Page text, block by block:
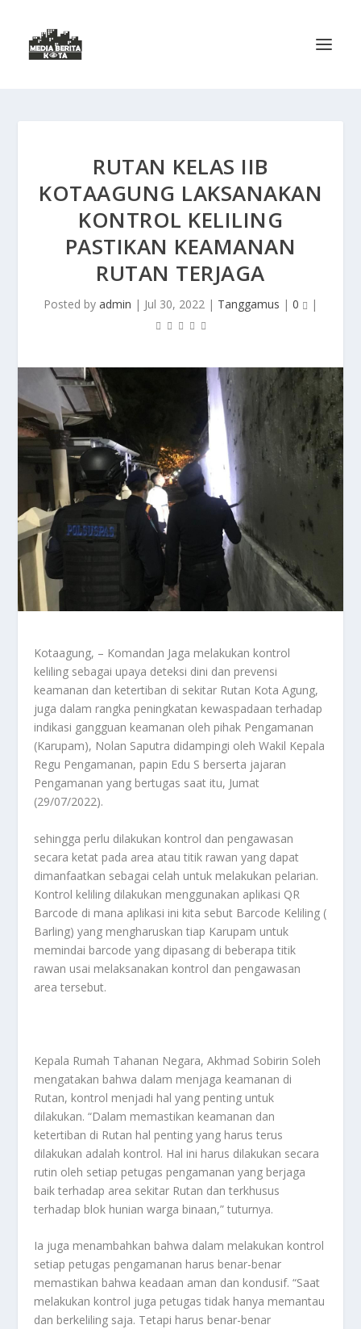
RUTAN KELAS IIB
KOTAAGUNG LAKSANAKAN
KONTROL KELILING
PASTIKAN KEAMANAN
RUTAN TERJAGA
Posted by admin | Jul 30, 2022 | Tanggamus | 0 |
Kotaagung, – Komandan Jaga melakukan kontrol
keliling sebagai upaya deteksi dini dan prevensi
keamanan dan ketertiban di sekitar Rutan Kota Agung,
juga dalam rangka peningkatan kewaspadaan terhadap
indikasi gangguan keamanan oleh pihak Pengamanan
(Karupam), Nolan Saputra didampingi oleh Wakil Kepala
Regu Pengamanan, papin Edu S berserta jajaran
Pengamanan yang bertugas saat itu, Jumat
(29/07/2022).
sehingga perlu dilakukan kontrol dan pengawasan
secara ketat pada area atau titik rawan yang dapat
dimanfaatkan sebagai celah untuk melakukan pelarian.
Kontrol keliling dilakukan menggunakan aplikasi QR
Barcode di mana aplikasi ini kita sebut Barcode Keliling (
Barling) yang mengharuskan tiap Karupam untuk
memindai barcode yang dipasang di beberapa titik
rawan usai melaksanakan kontrol dan pengawasan
area tersebut.
Kepala Rumah Tahanan Negara, Akhmad Sobirin Soleh
mengatakan bahwa dalam menjaga keamanan di
Rutan, kontrol menjadi hal yang penting untuk
dilakukan. “Dalam memastikan keamanan dan
ketertiban di Rutan hal penting yang harus terus
dilakukan adalah kontrol. Hal ini harus dilakukan secara
rutin oleh setiap petugas pengamanan yang berjaga
baik terhadap area sekitar Rutan dan terkhusus
terhadap blok hunian warga binaan,” tuturnya.
Ia juga menambahkan bahwa dalam melakukan kontrol
setiap petugas pengamanan harus benar-benar
memastikan bahwa keadaan aman dan kondusif. “Saat
melakukan kontrol juga petugas tidak hanya memantau
dan berkeliling saja. Tetapi harus benar-benar